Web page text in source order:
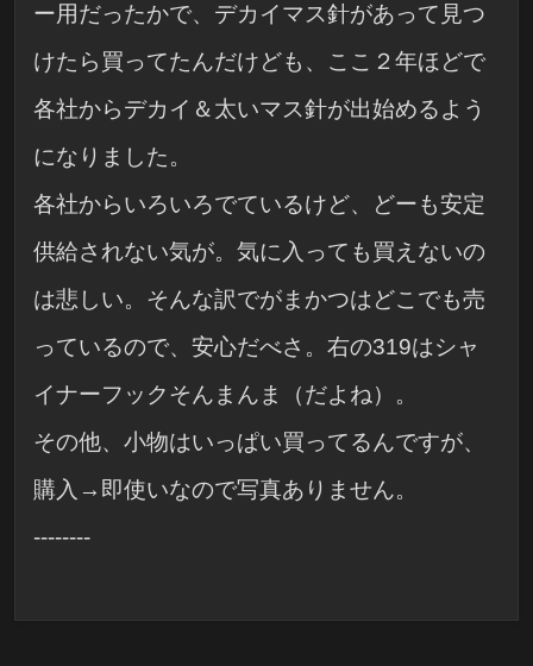
ー用だったかで、デカイマス針があって見つ
けたら買ってたんだけども、ここ２年ほどで
各社からデカイ＆太いマス針が出始めるよう
になりました。
各社からいろいろでているけど、どーも安定
供給されない気が。気に入っても買えないの
は悲しい。そんな訳でがまかつはどこでも売
っているので、安心だべさ。右の319はシャ
イナーフックそんまんま（だよね）。
その他、小物はいっぱい買ってるんですが、
購入→即使いなので写真ありません。
--------